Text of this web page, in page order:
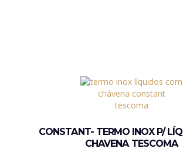
CONSTANT- TERMO INOX P/
CHAVENA TESCOMA